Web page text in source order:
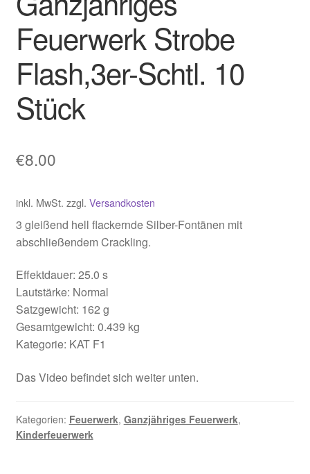
Feuerwerk Strobe
Flash,3er-Schtl. 10
Stück
€8.00
inkl. MwSt. zzgl. Versandkosten
3 gleißend hell flackernde Silber-Fontänen mit
abschließendem Crackling.
Effektdauer: 25.0 s
Lautstärke: Normal
Satzgewicht: 162 g
Gesamtgewicht: 0.439 kg
Kategorie: KAT F1
Das Video befindet sich weiter unten.
Kategorien: Feuerwerk, Ganzjähriges Feuerwerk,
Kinderfeuerwerk